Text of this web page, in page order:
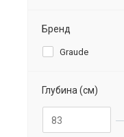
Бренд
Graude
Глубина (см)